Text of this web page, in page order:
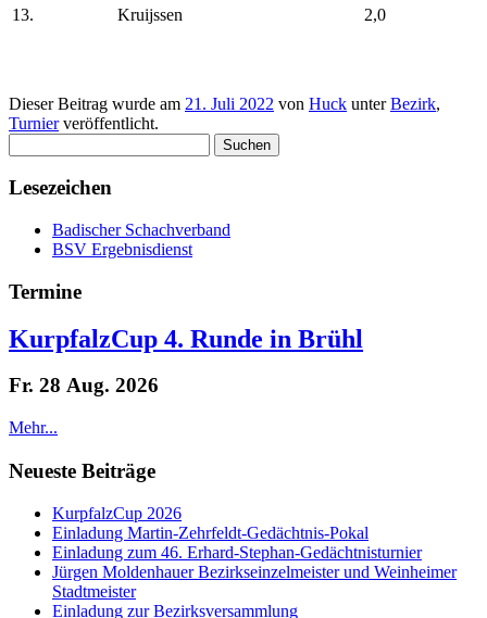
13. Kruijssen 2,0
Dieser Beitrag wurde am 21. Juli 2022 von Huck unterBezirk,
Turnierveröffentlicht.
nach:
Lesezeichen
Badischer Schachverband
BSV Ergebnisdienst
Termine
KurpfalzCup 4. Runde in Brühl
Fr. 28 Aug. 2026
Mehr...
Neueste Beiträge
KurpfalzCup 2026
Einladung Martin-Zehrfeldt-Gedächtnis-Pokal
Einladung zum 46. Erhard-Stephan-Gedächtnisturnier
Jürgen Moldenhauer Bezirkseinzelmeister und Weinheimer
Stadtmeister
Einladung zur Bezirksversammlung